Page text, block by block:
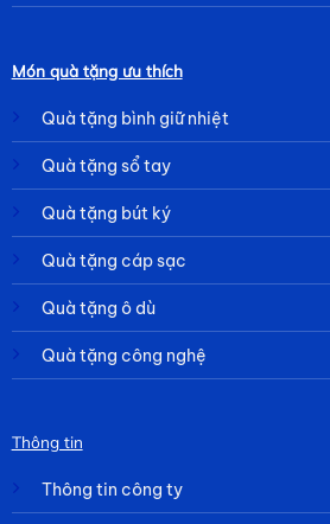
Món quà tặng ưu thích
Quà tặng bình giữ nhiệt
Quà tặng sổ tay
Quà tặng bút ký
Quà tặng cáp sạc
Quà tặng ô dù
Quà tặng công nghệ
Thông tin
Thông tin công ty